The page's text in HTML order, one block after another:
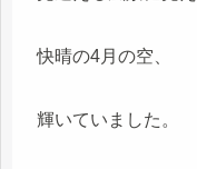
快晴の4月の空、
輝いていました。